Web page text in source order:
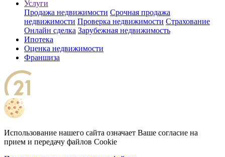
Услуги
Продажа недвижимости Срочная продажа
недвижимости Проверка недвижимости Страхование
Онлайн сделка Зарубежная недвижимость
Ипотека
Оценка недвижимости
Франшиза
Использование нашего сайта означает Ваше согласие на
прием и передачу файлов Cookie